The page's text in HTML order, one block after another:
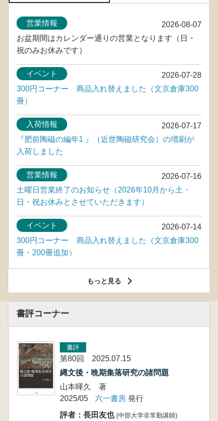
2026-08-07
営業情報
お盆期間はカレンダー通りの営業となります（日・
祝のみお休みです）
2026-07-28
イベント
300円コーナー 商品入れ替えました（文京倉庫300
冊）
2026-07-17
入荷情報
『肥前陶磁の編年1 』（近世陶磁研究会）の増刷が
入荷しました
2026-07-16
営業情報
土曜日営業終了のお知らせ（2026年10月から土・
日・祝お休みとさせていただきます）
2026-07-14
イベント
300円コーナー 商品入れ替えました（文京倉庫300
冊・200冊追加）
もっと見る
書評コーナー
書評
第80回 2025.07.15
縄文後・晩期集落研究の諸問題
山本暉久 著
2025/05
六一書房 発行
評者：長田友也 (中部大学非常勤講師)